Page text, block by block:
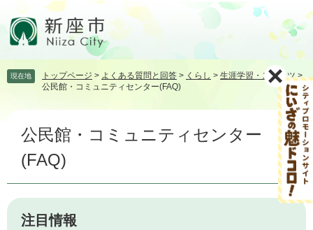
頭飛 現在地 トップページ > よくある質問と回答 > くらし > 生涯学習・スポーツ >
公民館・コミュニティセンター(FAQ)
公民館・コミュニティセンター
(FAQ)
注目情報